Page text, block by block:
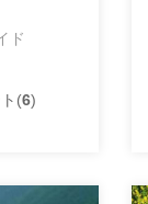
ド
(6)